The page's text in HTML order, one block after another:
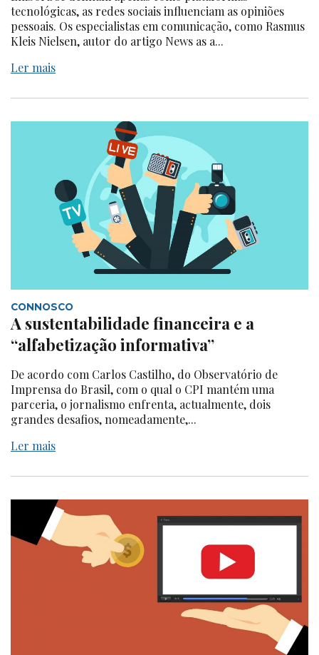
tecnológicas, as redes sociais influenciam as opiniões
pessoais. Os especialistas em comunicação, como Rasmus
Kleis Nielsen, autor do artigo News as a...
Ler mais
CONNOSCO
A sustentabilidade financeira e a
“alfabetização informativa”
De acordo com Carlos Castilho, do Observatório de
Imprensa do Brasil, com o qual o CPI mantém uma
parceria, o jornalismo enfrenta, actualmente, dois
grandes desafios, nomeadamente,...
Ler mais